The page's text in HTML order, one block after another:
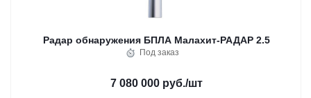
Радар обнаружения БПЛА Малахит-РАДАР 2.5
Под заказ
7 080 000 руб./шт